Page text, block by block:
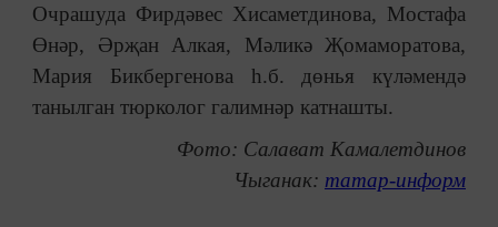
Очрашуда Фирдәвес Хисаметдинова, Мостафа
Өнәр, Әрҗан Алкая, Мәликә Җомаморатова,
Мария Бикбергенова һ.б. дөнья күләмендә
танылган тюрколог галимнәр катнашты.
Фото: Салават Камалетдинов
Чыганак: татар-информ